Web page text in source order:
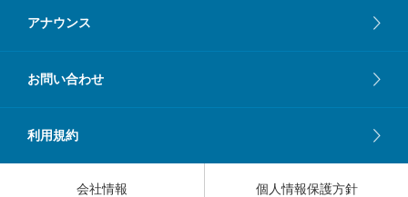
アナウンス
お問い合わせ
利用規約
会社情報 個人情報保護方針